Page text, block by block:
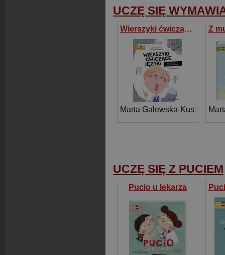
UCZĘ SIĘ
Wierszyki ćwiczące języki, czyli rymowanki logopedyczne dla dzieci
Marta Galewska-Kustra
UCZĘ SIĘ Z PUCIEM
Pucio u lekarza